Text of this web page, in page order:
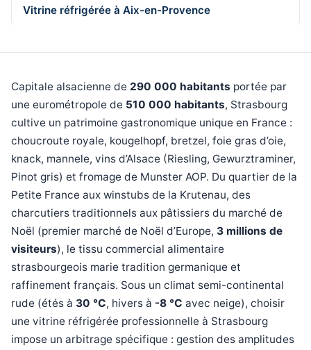
Capitale alsacienne de 290 000 habitants portée par
une eurométropole de 510 000 habitants, Strasbourg
cultive un patrimoine gastronomique unique en France :
choucroute royale, kougelhopf, bretzel, foie gras d’oie,
knack, mannele, vins d’Alsace (Riesling, Gewurztraminer,
Pinot gris) et fromage de Munster AOP. Du quartier de la
Petite France aux winstubs de la Krutenau, des
charcutiers traditionnels aux pâtissiers du marché de
Noël (premier marché de Noël d’Europe, 3 millions de
visiteurs), le tissu commercial alimentaire
strasbourgeois marie tradition germanique et
raffinement français. Sous un climat semi-continental
rude (étés à 30 °C, hivers à -8 °C avec neige), choisir
une vitrine réfrigérée professionnelle à Strasbourg
impose un arbitrage spécifique : gestion des amplitudes
Vitrine réfrigérée à Aix-en-Provence